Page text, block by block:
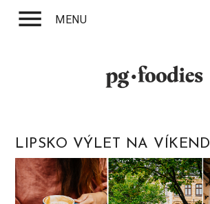
menu MENU
LIPSKO VÝLET NA VÍKEND